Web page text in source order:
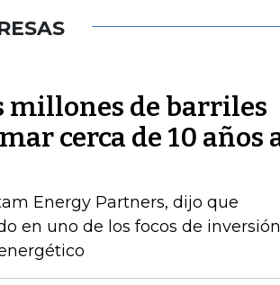
millones de barriles
cerca de 10 años
Energy Partners, dijo que
en uno de los focos de